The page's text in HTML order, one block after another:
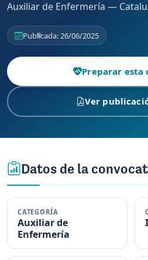
Auxiliar de Enfermería —
Publicada: 26/06/2025
Preparar esta
Ver
Datos de la
CATEGORÍA
Auxiliar de
Enfermería